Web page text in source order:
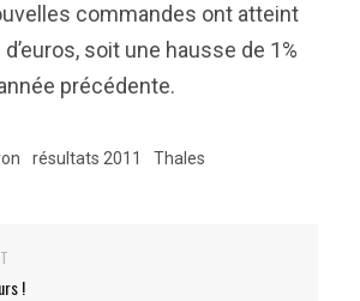
commandes ont atteint
soit une hausse de 1%
précédente.
résultats 2011 Thales
!